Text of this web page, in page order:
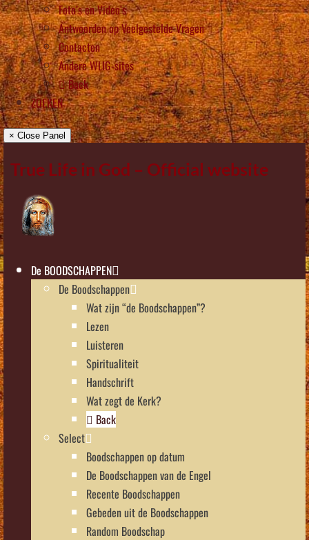
Foto’s en Video’s
Antwoorden op Veelgestelde Vragen
Contacten
Andere WLIG-sites
Back
ZOEKEN
× Close Panel
True Life in God – Official website
De BOODSCHAPPEN
De Boodschappen
Wat zijn “de Boodschappen”?
Lezen
Luisteren
Spiritualiteit
Handschrift
Wat zegt de Kerk?
Back
Select
Boodschappen op datum
De Boodschappen van de Engel
Recente Boodschappen
Gebeden uit de Boodschappen
Random Boodschap